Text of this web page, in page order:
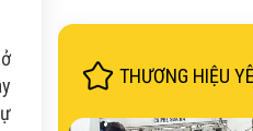
THƯƠNG HIỆU